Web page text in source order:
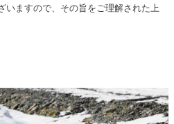
いますので、その旨をご理解された上